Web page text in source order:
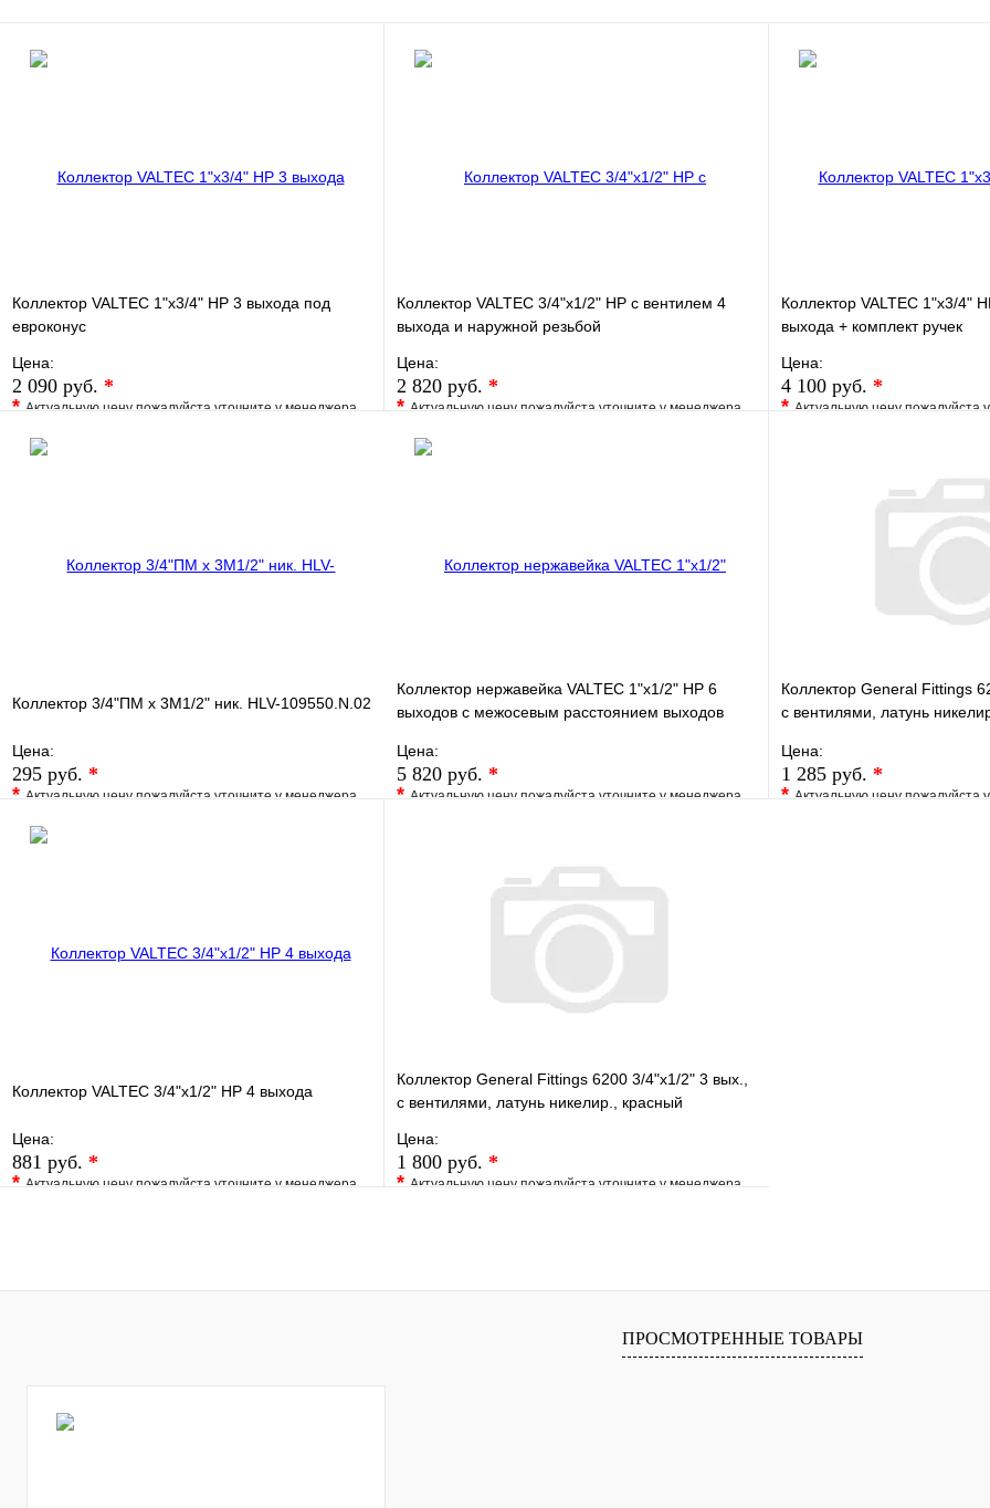
Запросить цену Запросить цену
Коллектор VALTEC 1"х3/4" НР 3 выхода под
евроконус
Цена:
2 090 руб. *
*Актуальную цену пожалуйста уточните у менеджера
В избранное
Коллектор VALTEC 3/4"х1/2" НР с вентилем 4
выхода и наружной резьбой
Цена:
2 820 руб. *
*Актуальную цену пожалуйста уточните у менеджера
В избранное
Коллектор VALTEC 1"х3/4"
выхода + комплект ручек
Цена:
4 100 руб. *
*Актуальную цену пожалуйста
Коллектор 3/4"ПМ х 3М1/2" ник. HLV-109550.N.02
Цена:
295 руб. *
*Актуальную цену пожалуйста уточните у менеджера
В избранное
Коллектор нержавейка VALTEC 1"х1/2" НР 6
выходов с межосевым расстоянием выходов
Цена:
5 820 руб. *
*Актуальную цену пожалуйста уточните у менеджера
В корзину
Коллектор General Fittings
c вентилями, латунь
Цена:
1 285 руб. *
*Актуальную цену пожалуйста
Коллектор VALTEC 3/4"х1/2" НР 4 выхода
Цена:
881 руб. *
*Актуальную цену пожалуйста уточните у менеджера
Коллектор General Fittings 6200 3/4"х1/2" 3 вых.,
c вентилями, латунь никелир., красный
Цена:
1 800 руб. *
*Актуальную цену пожалуйста уточните у менеджера
ПРОСМОТРЕННЫЕ ТОВАРЫ